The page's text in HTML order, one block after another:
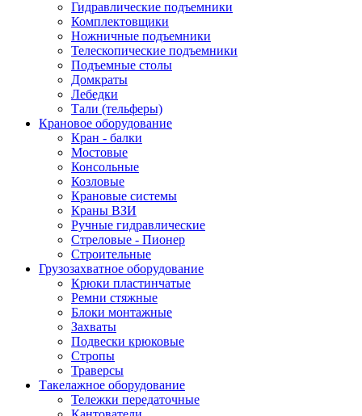
Гидравлические подъемники
Комплектовщики
Ножничные подъемники
Телескопические подъемники
Подъемные столы
Домкраты
Лебедки
Тали (тельферы)
Крановое оборудование
Кран - балки
Мостовые
Консольные
Козловые
Крановые системы
Краны ВЗИ
Ручные гидравлические
Стреловые - Пионер
Строительные
Грузозахватное оборудование
Крюки пластинчатые
Ремни стяжные
Блоки монтажные
Захваты
Подвески крюковые
Стропы
Траверсы
Такелажное оборудование
Тележки передаточные